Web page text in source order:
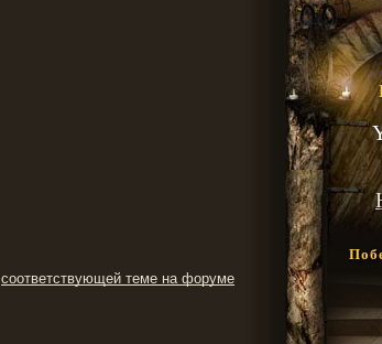
соответствующей теме на форуме